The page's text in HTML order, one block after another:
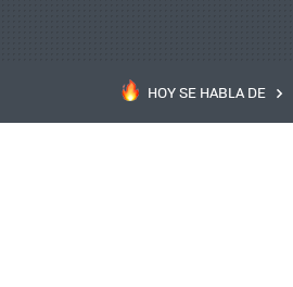
HOY SE HABLA DE